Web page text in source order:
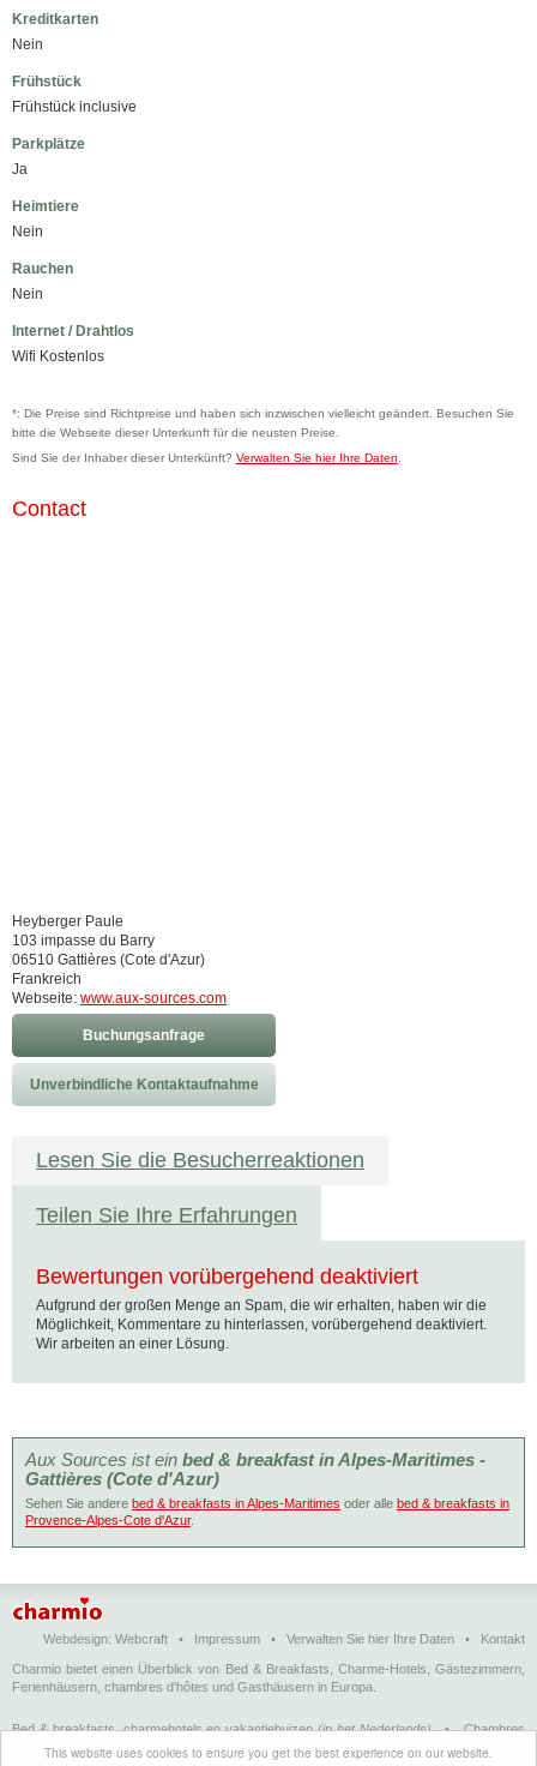
This website uses cookies to ensure you get the best experience on our website.
Kreditkarten
Nein
Frühstück
Frühstück inclusive
Parkplätze
Ja
Heimtiere
Nein
Rauchen
Nein
Internet / Drahtlos
Wifi Kostenlos
*: Die Preise sind Richtpreise und haben sich inzwischen vielleicht geändert. Besuchen Sie
bitte die Webseite dieser Unterkunft für die neusten Preise.
Sind Sie der Inhaber dieser Unterkünft? Verwalten Sie hier Ihre Daten
Contact
Heyberger Paule
103 impasse du Barry
06510 Gattières (Cote d'Azur)
Frankreich
Webseite: www.aux-sources.com
Buchungsanfrage
Unverbindliche Kontaktaufnahme
Lesen Sie die Besucherreaktionen
Teilen Sie Ihre Erfahrungen
Bewertungen vorübergehend deaktiviert
Aufgrund der großen Menge an Spam, die wir erhalten, haben wir die
Möglichkeit, Kommentare zu hinterlassen, vorübergehend deaktiviert.
Wir arbeiten an einer Lösung.
Aux Sources ist ein bed & breakfast in Alpes-Maritimes -
Gattières (Cote d'Azur)
Sehen Sie andere bed & breakfasts in Alpes-Maritimes oder alle bed & breakfasts in
Provence-Alpes-Cote d'Azur.
Webdesign: Webcraft • Impressum • Verwalten Sie hier Ihre Daten • Kontakt
Charmio bietet einen Überblick von Bed & Breakfasts, Charme-Hotels, Gästezimmern,
Ferienhäusern, chambres d'hôtes und Gasthäusern in Europa.
Bed & breakfasts, charmehotels en vakantiehuizen (in het Nederlands)•Chambres
d'hôtes, hôtels de charme et logements de vacances
(en français) •